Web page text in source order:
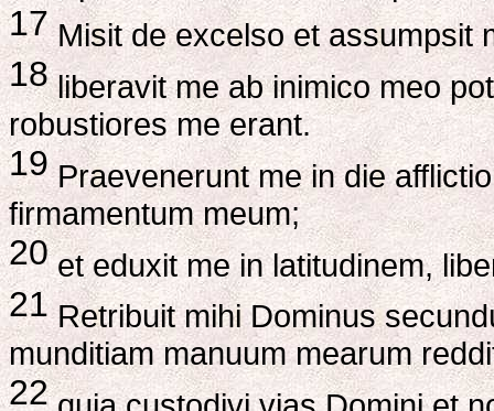
17Misit de excelso et assumpsit
18liberavit me ab inimico meo
robustiores me erant.
19Praevenerunt me in die
firmamentum meum;
20et eduxit me in latitudinem,
21Retribuit mihi Dominus
munditiam manuum mearum
22